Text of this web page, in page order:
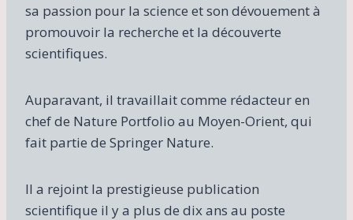
sa passion pour la science et son dévouement à
promouvoir la recherche et la découverte
scientifiques.
Auparavant, il travaillait comme rédacteur en
chef de Nature Portfolio au Moyen-Orient, qui
fait partie de Springer Nature.
Il a rejoint la prestigieuse publication
scientifique il y a plus de dix ans au poste